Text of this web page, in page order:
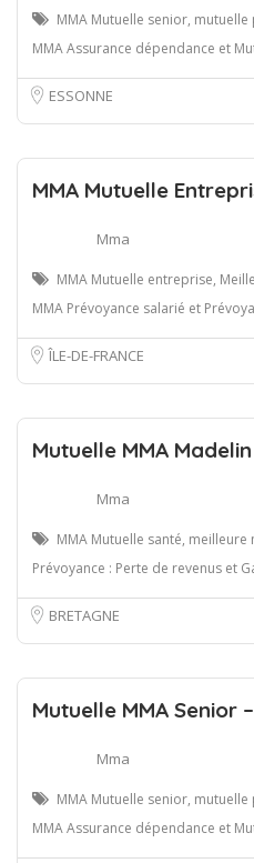
MMA Mutuelle senior,
MMA Assurance dépendance et
ESSONNE
MMA Mutuelle
Mma
MMA Mutuelle entreprise,
MMA Prévoyance salarié et
ÎLE-DE-FRANCE
Mutuelle MMA
Mma
MMA Mutuelle santé, meilleure
Prévoyance : Perte de revenus et
BRETAGNE
Mutuelle MMA Senior
Mma
MMA Mutuelle senior,
MMA Assurance dépendance et